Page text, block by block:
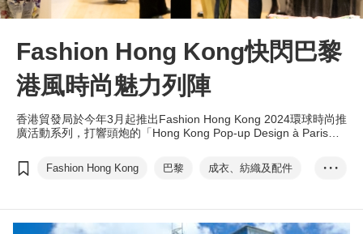
Fashion Hong Kong快閃巴黎
港風時尚魅力列陣
香港貿發局於今年3月起推出Fashion Hong Kong 2024環球時尚推
廣活動系列，打響頭炮的「Hong Kong Pop-up Design à Paris」
時尚之都的魅力。
Fashion Hong Kong 巴黎
成衣、紡織及配件
• • •